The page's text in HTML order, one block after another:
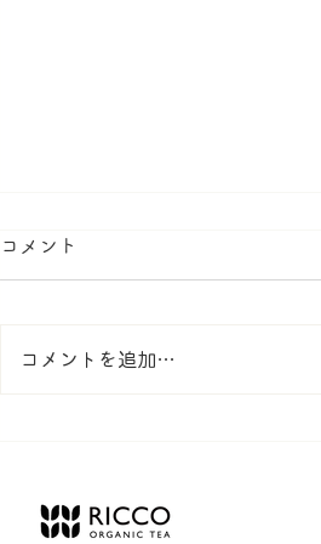
[RICCO Organic] 商品発送遅
び定期便新規受付終了のお知
き、誠にありがとうございます。
在、定期便をお申し込みいただい
コメント
コメントを追加…